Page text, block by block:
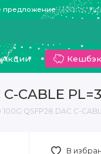
предложение
Акции Кешбэк
CABLE
QSFP28 DAC C-
В